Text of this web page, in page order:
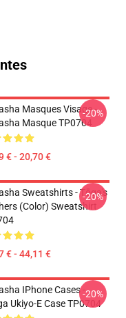
Masques Visage -
Masque TP0704
€ - 20,70 €
-20%
Sweatshirts - Tōga's
(color) Sweatshirt
€ - 44,11 €
-20%
IPhone Cases -
Ukiyo-E Case TP0704
-20%